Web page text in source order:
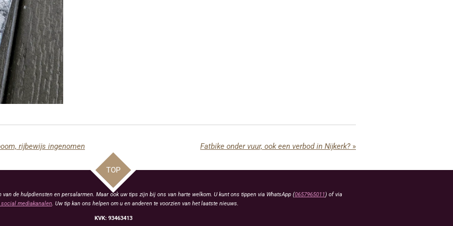
rijbewijs ingenomen Fatbike onder vuur, ook een verbod in Nijkerk? »
TOP
de hulpdiensten en persalarmen. Maar ook uw tips zijn bij ons van harte welkom. U kunt ons tippen via WhatsApp (0657965011) of via
social mediakanalen. Uw tip kan ons helpen om u en anderen te voorzien van het laatste nieuws.
KVK: 93463413